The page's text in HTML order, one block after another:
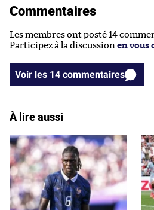
Commentaires
Les membres ont posté 14
Participez à la discussion en vous
Voir les 14 commentaires
À lire aussi